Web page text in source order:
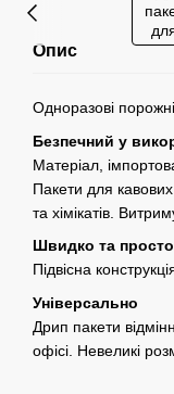
Опис
Одноразові
Безпечний у
Матеріал,
Пакети для кавових
та хімікатів.
Швидко та просто
Підвісна
Універсально
Дрип пакети
офісі. Невеликі